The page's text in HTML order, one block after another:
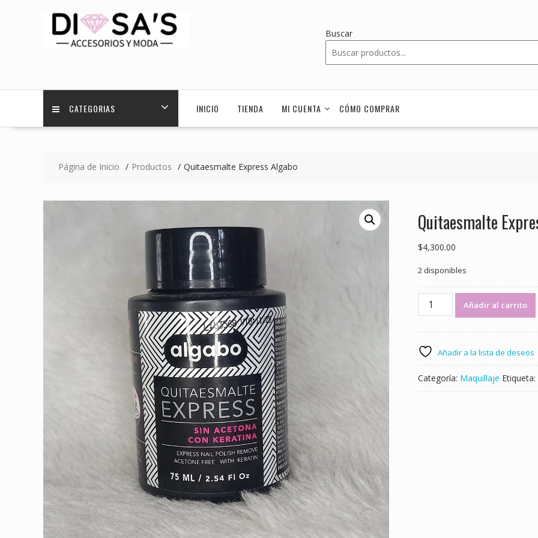
Buscar
CATEGORIAS INICIO TIENDA MI CUENTA CÓMO COMPRAR
Página de Inicio Productos Quitaesmalte Express Algabo
Quitaesmalte
$4,300.00
2 disponibles
Quitaesmalte
Express
Añadir al carrito
Añadir a la lista de deseos
Categoría: Maquillaje Etiqueta: